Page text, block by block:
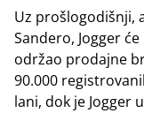
Uz prošlogodišnji,
Sandero, Jogger
održao prodajne
90.000
lani, dok je Jogger